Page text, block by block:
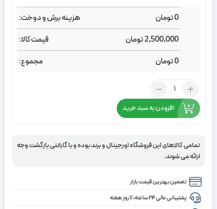
هزینه برش و دوخت: 0تومان
قیمت کالا:
2,500,000تومان
مجموع:
0تومان
تعداد:
پرده
حریر
کتان
صورتی
افزودن به سبد خرید
تمامی کالاهای این فروشگاه اورجینال و برند بوده و با گارانتی بازگشت وجه
ارائه می شوند.
تضمین بهترین قیمت بازار
پشتیبانی عالی ۲۴ ساعته، ۷ روز هفته